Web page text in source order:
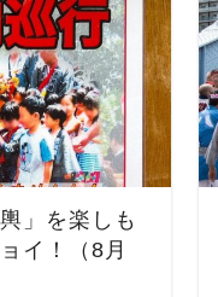
」を楽しも
イ！（8月